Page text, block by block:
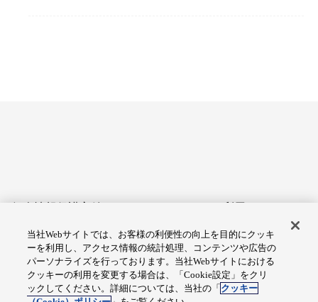
アクセシビリティへの対応
Cookie設定
総合サイトマップ
当社Webサイトでは、お客様の利便性の向上を目的にクッキ
ーを利用し、アクセス情報の統計処理、コンテンツや広告の
パーソナライズを行っております。当社Webサイトにおける
クッキーの利用を変更する場合は、「Cookie設定」をクリ
ックしてください。詳細については、当社の「 クッキー